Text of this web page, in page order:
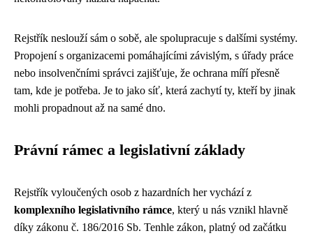
Rejstřík neslouží sám o sobě, ale spolupracuje s dalšími systémy.
Propojení s organizacemi pomáhajícími závislým, s úřady práce
nebo insolvenčními správci zajišťuje, že ochrana míří přesně
tam, kde je potřeba. Je to jako síť, která zachytí ty, kteří by jinak
mohli propadnout až na samé dno.
Právní rámec a legislativní základy
Rejstřík vyloučených osob z hazardních her vychází z
komplexního legislativního rámce, který u nás vznikl hlavně
díky zákonu č. 186/2016 Sb. Tenhle zákon, platný od začátku